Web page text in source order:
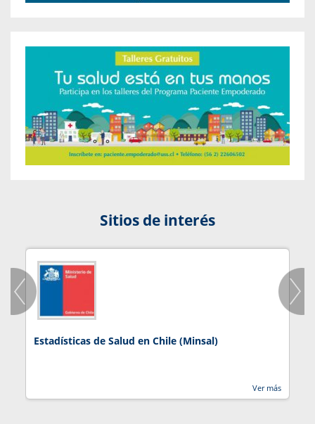
Sitios de interés
Estadísticas de Salud en Chile (Minsal)
Ver más